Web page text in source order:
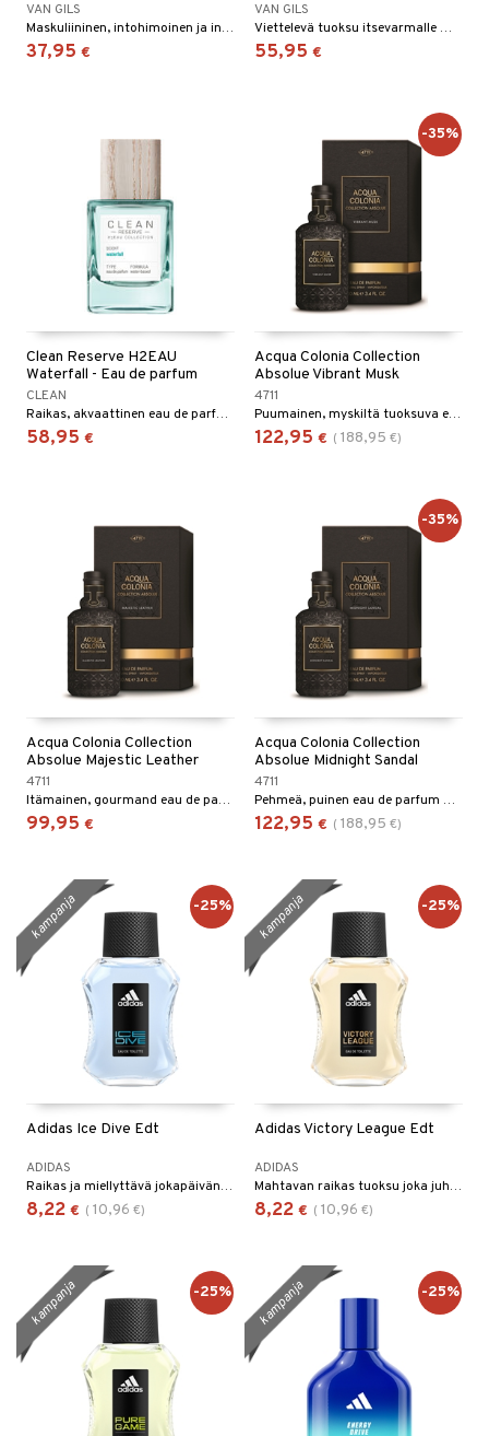
VAN GILS
Maskuliininen, intohimoinen ja intensiivinen eau de toilette Van Gilsilta.
37,95 €
VAN GILS
Viettelevä tuoksu itsevarmalle miehelle Van Gilsiltä
55,95 €
Clean Reserve H2EAU
Waterfall - Eau de parfum
CLEAN
Raikas, akvaattinen eau de parfum Cleanilta.
58,95 €
Acqua Colonia Collection
Absolue Vibrant Musk
4711
Puumainen, myskiltä tuoksuva eau de parfum 4711 Acqua Colonia Collection Absolue -kokoelmasta.
122,95 € ( 188,95 €)
-35%
Acqua Colonia Collection
Absolue Majestic Leather
4711
Itämainen, gourmand eau de parfum 4711 Acqua Colonia Collection Absolue -kokoelmasta
99,95 €
Acqua Colonia Collection
Absolue Midnight Sandal
4711
Pehmeä, puinen eau de parfum 4711 Acqua Colonia Collection Absolue -kokoelmasta.
122,95 € ( 188,95 €)
-35%
Adidas Ice Dive Edt
ADIDAS
Raikas ja miellyttävä jokapäivän tuoksu Adidakselta
8,22 € ( 10,96 €)
kampanja -25%
Adidas Victory League Edt
ADIDAS
Mahtavan raikas tuoksu joka juhlistaa joukkuehenkeä Adidakselta
8,22 € ( 10,96 €)
kampanja -25%
kampanja -25% kampanja -25%